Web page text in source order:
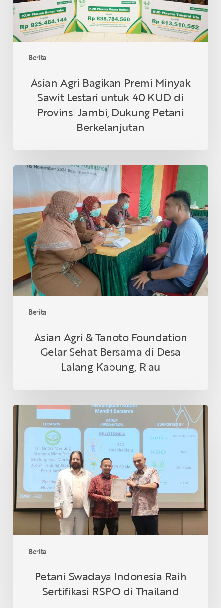
Berita
untuk
40
KUD
di
Dukung
Petani
Berkelanjutan
Asian Agri Bagikan Premi Minyak
Sawit Lestari untuk 40 KUD di
Provinsi Jambi, Dukung Petani
Berkelanjutan
Berita
Asian
&
Tanoto
Foundation
Gelar
Sehat
Bersama
Desa
Lalang
Asian Agri & Tanoto Foundation
Gelar Sehat Bersama di Desa
Lalang Kabung, Riau
Berita
Petani
Swadaya
Indonesia
Raih
Sertifikasi
RSPO
di
Thailand
Petani Swadaya Indonesia Raih
Sertifikasi RSPO di Thailand